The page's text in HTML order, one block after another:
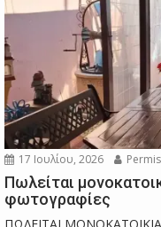
17 Ιουλίου, 2026
Πωλείται
φωτογραφίες